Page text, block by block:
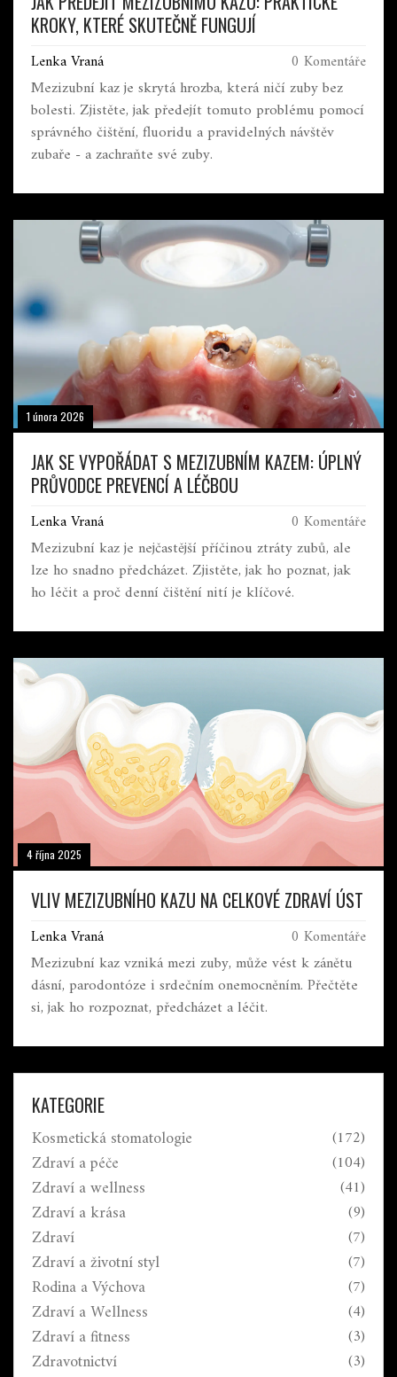
KROKY, KTERÉ SKUTEČNĚ FUNGUJÍ
Lenka Vraná 0 Komentáře
Mezizubní kaz je skrytá hrozba, která ničí zuby bez
bolesti. Zjistěte, jak předejít tomuto problému pomocí
správného čištění, fluoridu a pravidelných návštěv
zubaře - a zachraňte své zuby.
1 února 2026
JAK SE VYPOŘÁDAT S MEZIZUBNÍM KAZEM: ÚPLNÝ
PRŮVODCE PREVENCÍ A LÉČBOU
Lenka Vraná 0 Komentáře
Mezizubní kaz je nejčastější příčinou ztráty zubů, ale
lze ho snadno předcházet. Zjistěte, jak ho poznat, jak
ho léčit a proč denní čištění nití je klíčové.
4 října 2025
VLIV MEZIZUBNÍHO KAZU NA CELKOVÉ ZDRAVÍ ÚST
Lenka Vraná 0 Komentáře
Mezizubní kaz vzniká mezi zuby, může vést k zánětu
dásní, parodontóze i srdečním onemocněním. Přečtěte
si, jak ho rozpoznat, předcházet a léčit.
KATEGORIE
Kosmetická stomatologie (172)
Zdraví a péče (104)
Zdraví a wellness (41)
Zdraví a krása (9)
Zdraví (7)
Zdraví a životní styl (7)
Rodina a Výchova (7)
Zdraví a Wellness (4)
Zdraví a fitness (3)
Zdravotnictví (3)